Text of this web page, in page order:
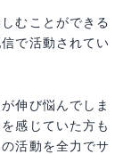
むことができる
で活動されてい
伸び悩んでしま
感じていた方も
活動を全力でサ